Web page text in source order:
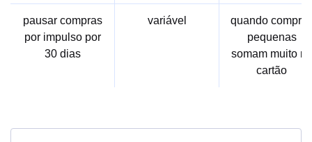
pausar compras
por impulso por
30 dias
variável
quando
pequenas
somam muito no
cartão